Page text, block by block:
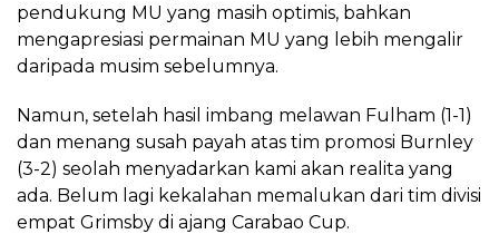
pendukung MU yang masih optimis, bahkan
mengapresiasi permainan MU yang lebih mengalir
daripada musim sebelumnya.
Namun, setelah hasil imbang melawan Fulham (1-1)
dan menang susah payah atas tim promosi Burnley
(3-2) seolah menyadarkan kami akan realita yang
ada. Belum lagi kekalahan memalukan dari tim divisi
empat Grimsby di ajang Carabao Cup.